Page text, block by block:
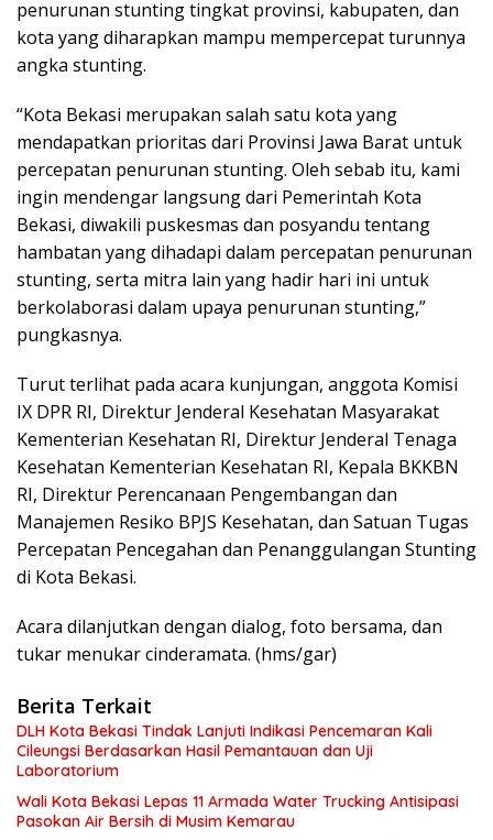
penurunan stunting tingkat provinsi, kabupaten, dan
kota yang diharapkan mampu mempercepat turunnya
angka stunting.
“Kota Bekasi merupakan salah satu kota yang
mendapatkan prioritas dari Provinsi Jawa Barat untuk
percepatan penurunan stunting. Oleh sebab itu, kami
ingin mendengar langsung dari Pemerintah Kota
Bekasi, diwakili puskesmas dan posyandu tentang
hambatan yang dihadapi dalam percepatan penurunan
stunting, serta mitra lain yang hadir hari ini untuk
berkolaborasi dalam upaya penurunan stunting,”
pungkasnya.
Turut terlihat pada acara kunjungan, anggota Komisi
IX DPR RI, Direktur Jenderal Kesehatan Masyarakat
Kementerian Kesehatan RI, Direktur Jenderal Tenaga
Kesehatan Kementerian Kesehatan RI, Kepala BKKBN
RI, Direktur Perencanaan Pengembangan dan
Manajemen Resiko BPJS Kesehatan, dan Satuan Tugas
Percepatan Pencegahan dan Penanggulangan Stunting
di Kota Bekasi.
Acara dilanjutkan dengan dialog, foto bersama, dan
tukar menukar cinderamata. (hms/gar)
Berita Terkait
DLH Kota Bekasi Tindak Lanjuti Indikasi Pencemaran Kali
Cileungsi Berdasarkan Hasil Pemantauan dan Uji
Laboratorium
Wali Kota Bekasi Lepas 11 Armada Water Trucking Antisipasi
Pasokan Air Bersih di Musim Kemarau